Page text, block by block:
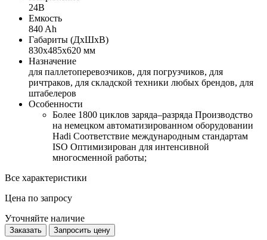
24В
Емкость
840 Ah
Габариты (ДхШхВ)
830х485х620 мм
Назначение
для паллетоперевозчиков, для погрузчиков, для
ричтраков, для складской техники любых брендов, для
штабелеров
Особенности
Более 1800 циклов заряда–разряда Производство
на немецком автоматизированном оборудовании
Hadi Соответствие международным стандартам
ISO Оптимизирован для интенсивной
многосменной работы;
Все характеристики
Цена по запросу
Уточняйте наличие
Заказать Запросить цену